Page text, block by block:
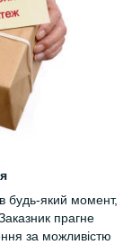
будь-який момент,
прагне
за можливістю